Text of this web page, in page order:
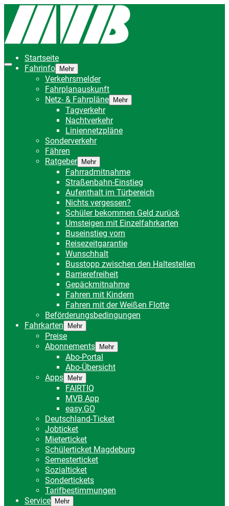
Startseite
Fahrinfo
Mehr
Verkehrsmelder
Fahrplanauskunft
Netz- & Fahrpläne
Mehr
Tagverkehr
Nachtverkehr
Liniennetzpläne
Sonderverkehr
Fähren
Ratgeber
Mehr
Fahrradmitnahme
Straßenbahn-Einstieg
Aufenthalt im Türbereich
Nichts vergessen?
Schüler bekommen Geld zurück
Umsteigen mit Einzelfahrkarten
Buseinstieg vorn
Reisezeitgarantie
Wunschhalt
Busstopp zwischen den Haltestellen
Barrierefreiheit
Gepäckmitnahme
Fahren mit Kindern
Fahren mit der Weißen Flotte
Beförderungsbedingungen
Fahrkarten
Mehr
Preise
Abonnements
Mehr
Abo-Portal
Abo-Übersicht
Apps
Mehr
FAIRTIQ
MVB App
easy.GO
Deutschland-Ticket
Jobticket
Mieterticket
Schülerticket Magdeburg
Semesterticket
Sozialticket
Sondertickets
Tarifbestimmungen
Service
Mehr